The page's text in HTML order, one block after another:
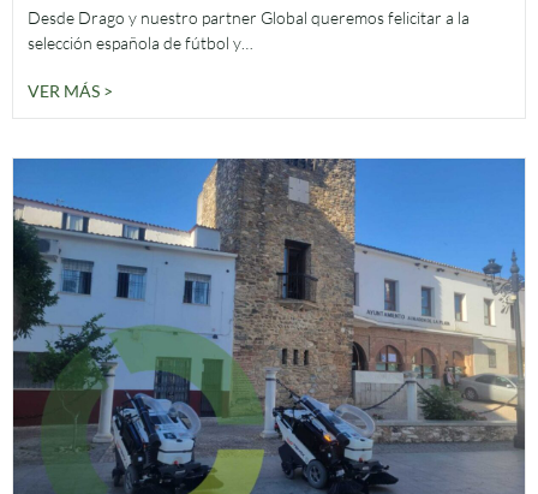
Desde Drago y nuestro partner Global queremos felicitar a la
selección española de fútbol y…
VER MÁS >